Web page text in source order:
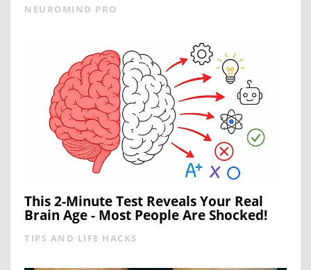
NEUROMIND PRO
This 2-Minute Test Reveals Your Real
Brain Age - Most People Are Shocked!
TIPS AND LIFE HACKS